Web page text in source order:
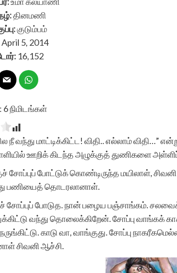
தினமணி
குடும்பம்
April 5, 2014
16,152
6நிமிடங்கள்
நீ வந்து மாட்டிக்கிட்ட! விதி.. எல்லாம் விதி…”
ஊறிக் கிடந்த அழுக்குத் துணிகளை அள்ளிப்
சோப்புப் போட்டுக் கொண்டிருந்த மயிலாள், சிவனி
பணியைத் தொடரலானாள்.
சோப்புப் போடுத. நான் பழைய பஞ்சாங்கம்.
வந்து தொலைக்கிறேன். சோப்பு வாங்கக்
காடு வா, வாங்குது. சோப்பு
சிவனி ஆச்சி.